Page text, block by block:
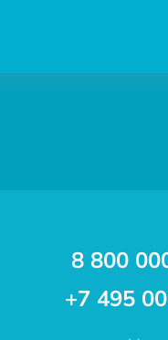
8 800
+7 495